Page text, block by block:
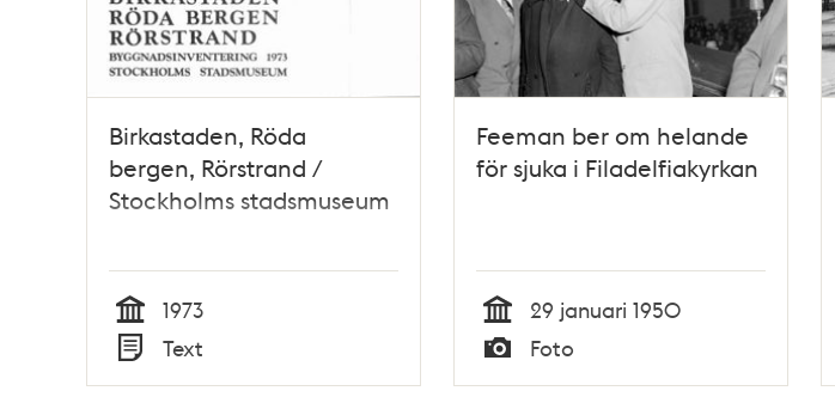
Birkastaden, Röda
bergen, Rörstrand /
Stockholms stadsmuseum
Tid
1973
Typ
Text
Feeman ber om helande
för sjuka i Filadelfiakyrkan
Tid
29 januari 1950
Typ
Foto